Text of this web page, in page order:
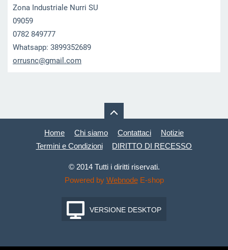
Zona Industriale Nurri SU
09059
0782 849777
Whatsapp: 3899352689
orrusnc@gmail.com
Home Chi siamo Contattaci
Notizie
Termini e Condizioni
DIRITTO DI RECESSO
© 2014 Tutti i diritti riservati.
Powered by WebnodeE-shop
VERSIONE DESKTOP